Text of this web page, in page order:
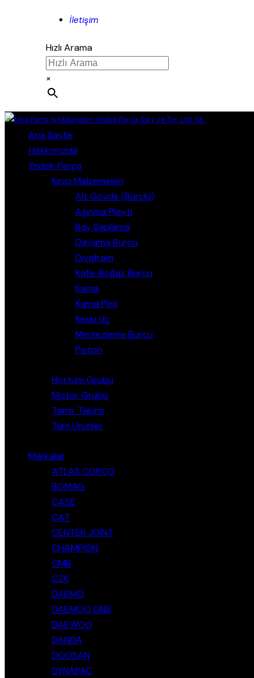
İletişim
Hızlı Arama
×
Ana Sayfa
Hakkımızda
Yedek Parça
Kırıcı Malzemeleri
Alt Gövde (Burçlu)
Aşınma Pleyti
Boy Saplama
Dayama Burcu
Diyafram
Kafa-Boğaz Burcu
Kama
Kama Pimi
Keski Uç
Merkezleme Burcu
Piston
Hortum Grubu
Motor Grubu
Tamir Takımı
Tüm Ürünler
Markalar
ATLAS COPCO
BOMAG
CASE
CAT
CENTER JOINT
CHAMPION
CMB
CZK
DAEMO
DAEMOO DNB
DAEWOO
DANDA
DOOSAN
DYNAPAC